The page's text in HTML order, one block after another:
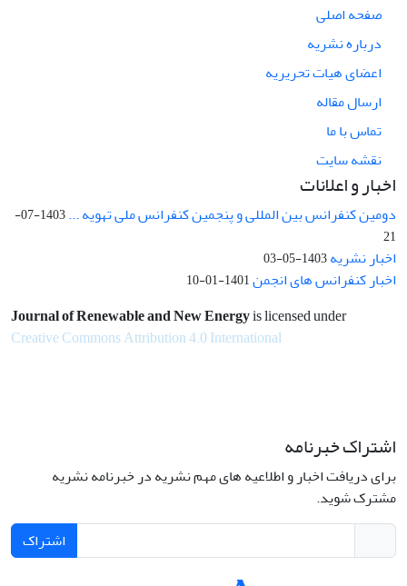
صفحه اصلی
درباره نشریه
اعضای هیات تحریریه
ارسال مقاله
تماس با ما
نقشه سایت
اخبار و اعلانات
دومین کنفرانس بین المللی و پنجمین کنفرانس ملی تهویه ...
1403-07-
21
اخبار نشریه1403-05-03
اخبار کنفرانس های انجمن1401-01-10
Journal of Renewable and New Energyis licensed under
Creative Commons Attribution 4.0 International
اشتراک خبرنامه
برای دریافت اخبار و اطلاعیه های مهم نشریه در خبرنامه نشریه
مشترک شوید.
اشتراک